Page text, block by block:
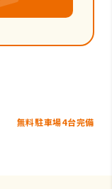
無料駐車場4台完備